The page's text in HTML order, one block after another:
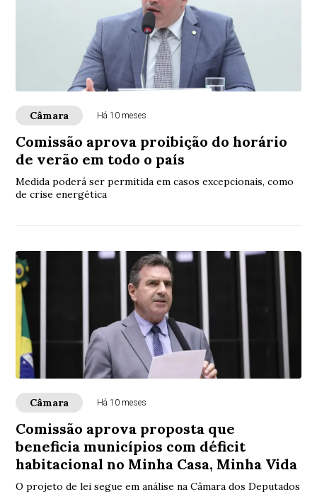
Câmara Há 10 meses
Comissão aprova proibição do horário
de verão em todo o país
Medida poderá ser permitida em casos excepcionais, como
de crise energética
Câmara Há 10 meses
Comissão aprova proposta que
beneficia municípios com déficit
habitacional no Minha Casa, Minha Vida
O projeto de lei segue em análise na Câmara dos Deputados